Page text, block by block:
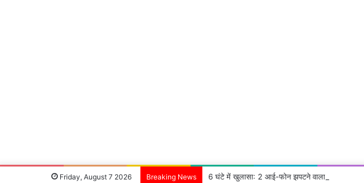
Friday, August 7 2026 Breaking News 6 घंटे में खुलासा: 2 आई-फोन झपटने वाला स्नैचर गिरफ्तार